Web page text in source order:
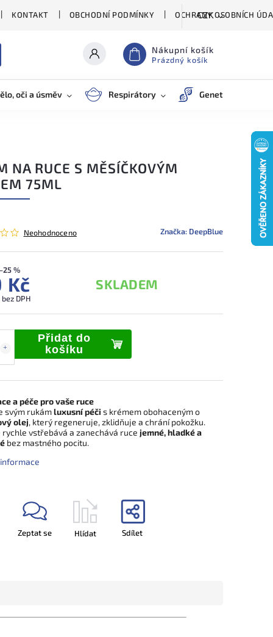
KONTAKT OBCHODNÍ PODMÍNKY OCHRANY OSOBNÍCH
CZK
Nákupní košík
Prázdný košík
oči a úsměv Respirátory Genetické testy
NA RUCE S MĚSÍČKOVÝM
75ML
Neohodnoceno Značka: DeepBlue
%
Kč
bez DPH
SKLADEM
Přidat do
košíku
a péče pro vaše ruce
svým rukámluxusní péči s krémem obohaceným o
olej, který regeneruje, zklidňuje a chrání pokožku.
rychle vstřebává a zanechává ruce jemné, hladké a
bez mastného pocitu.
Zeptat se Hlídat Sdílet